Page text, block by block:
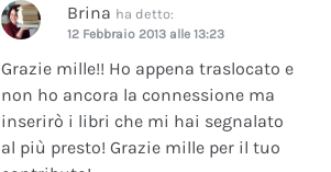
Brina ha detto:
12 Febbraio 2013 alle 13:23
Grazie mille!! Ho appena traslocato e
non ho ancora la connessione ma
inserirò i libri che mi hai segnalato
al più presto! Grazie mille per il tuo